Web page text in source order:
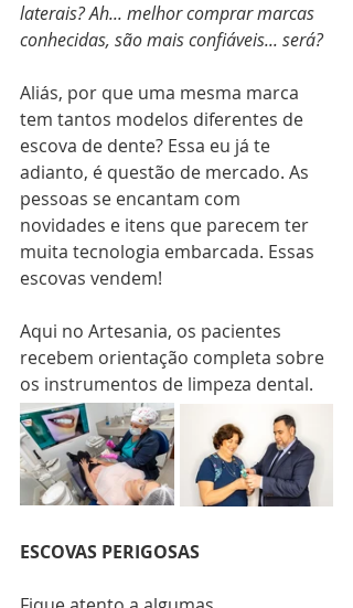
laterais? Ah... melhor comprar marcas
conhecidas, são mais confiáveis... será?
Aliás, por que uma mesma marca
tem tantos modelos diferentes de
escova de dente? Essa eu já te
adianto, é questão de mercado. As
pessoas se encantam com
novidades e itens que parecem ter
muita tecnologia embarcada. Essas
escovas vendem!
Aqui no Artesania, os pacientes
recebem orientação completa sobre
os instrumentos de limpeza dental.
ESCOVAS PERIGOSAS